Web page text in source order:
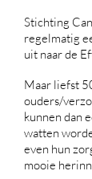
Stichting
regelmatig
uit naar de
Maar liefst
ouders/
kunnen dan
watten
even hun
mooie